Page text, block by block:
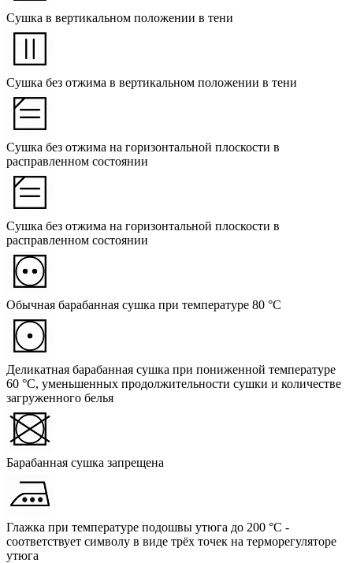
Сушка в вертикальном положении в тени
Сушка без отжима в вертикальном положении в тени
Сушка без отжима на горизонтальной плоскости в
расправленном состоянии
Сушка без отжима на горизонтальной плоскости в
расправленном состоянии
Обычная барабанная сушка при температуре 80 °C
Деликатная барабанная сушка при пониженной температуре
60 °C, уменьшенных продолжительности сушки и количестве
загруженного белья
Барабанная сушка запрещена
Глажка при температуре подошвы утюга до 200 °C -
соответствует символу в виде трёх точек на терморегуляторе
утюга